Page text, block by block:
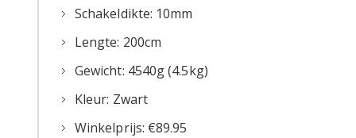
Schakeldikte: 10mm
Lengte: 200cm
Gewicht: 4540g (4.5kg)
Kleur: Zwart
Winkelprijs: €89.95